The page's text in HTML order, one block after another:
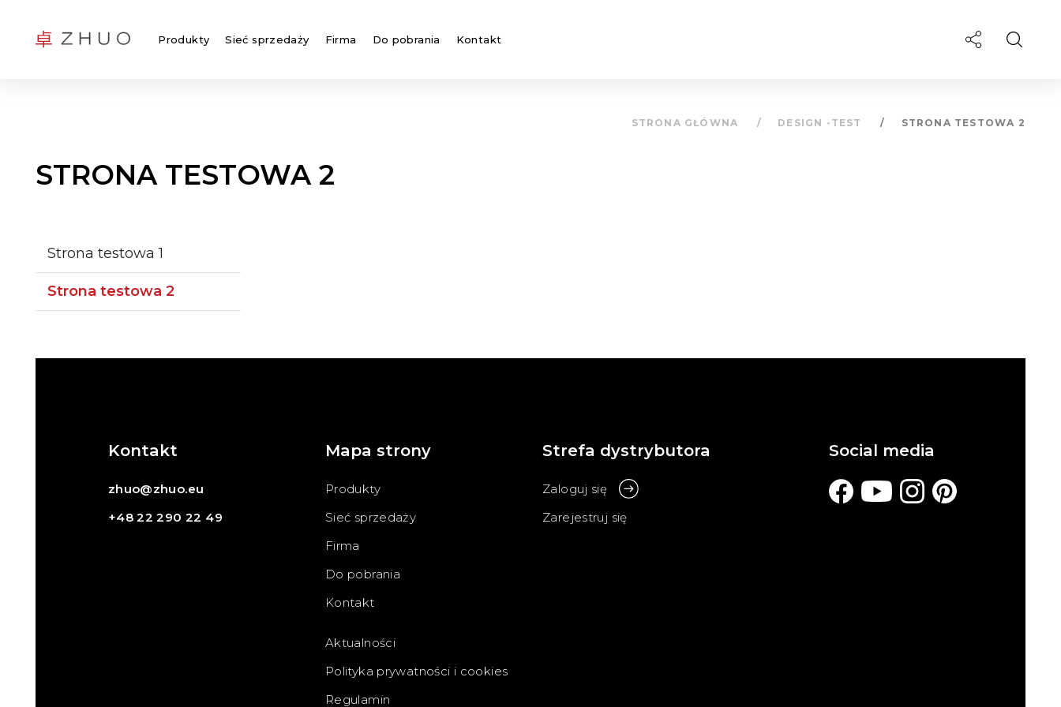
Produkty Sieć sprzedaży Firma Do pobrania Kontakt
STRONA GŁÓWNA DESIGN -TEST STRONA TESTOWA 2
STRONA TESTOWA 2
Strona testowa 1
Strona testowa 2
Kontakt
zhuo@zhuo.eu
+48 22 290 22 49
Mapa strony
Produkty
Sieć sprzedaży
Firma
Do pobrania
Kontakt
Aktualności
Polityka prywatności i cookies
Regulamin
Strefa dystrybutora
Zaloguj się
Zarejestruj się
Social media